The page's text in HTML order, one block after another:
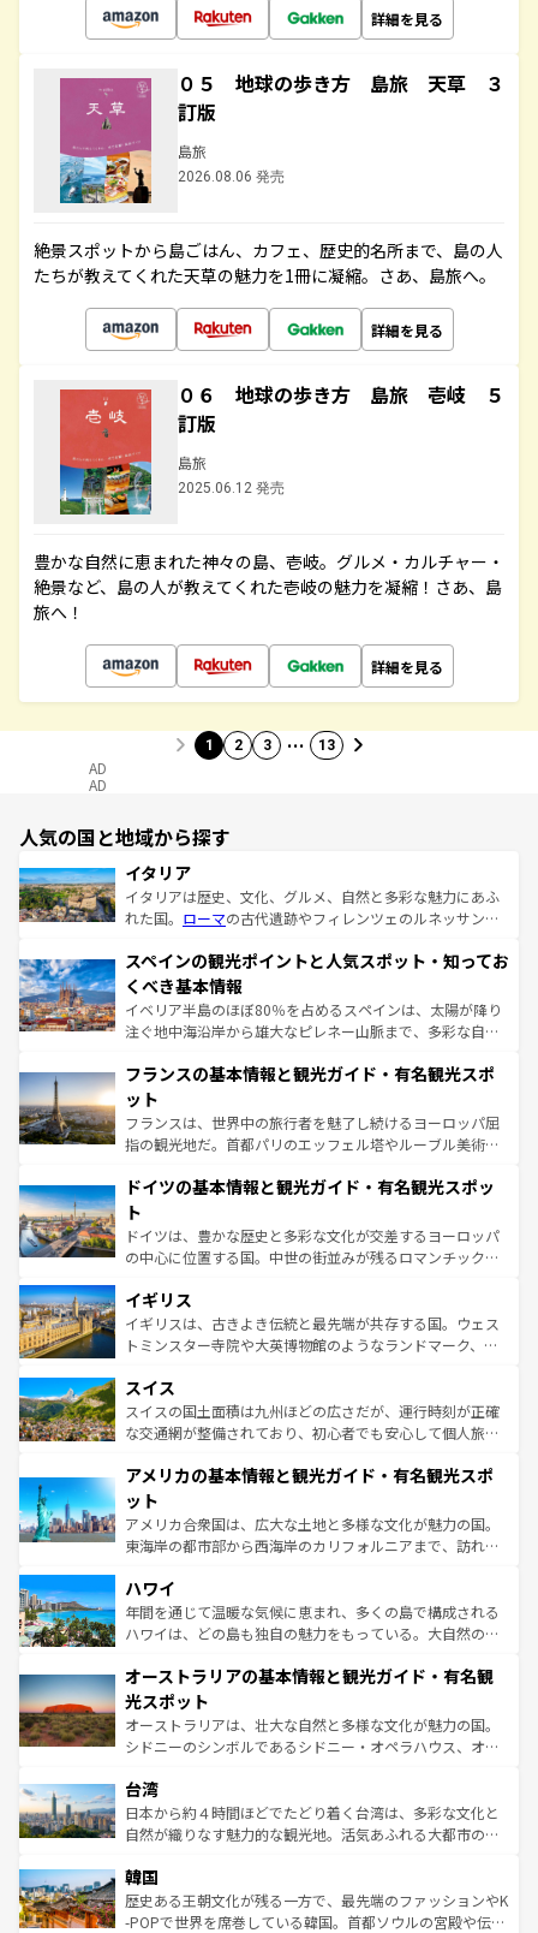
詳細を見る
０５ 地球の歩き方 島旅 天草 ３
訂版
島旅
2026.08.06 発売
絶景スポットから島ごはん、カフェ、歴史的名所まで、島の人
たちが教えてくれた天草の魅力を1冊に凝縮。さあ、島旅へ。
詳細を見る
０６ 地球の歩き方 島旅 壱岐 ５
訂版
島旅
2025.06.12 発売
豊かな自然に恵まれた神々の島、壱岐。グルメ・カルチャー・
絶景など、島の人が教えてくれた壱岐の魅力を凝縮！さあ、島
旅へ！
詳細を見る
1 2 3 … 13
AD
AD
人気の国と地域から探す
イタリア
イタリアは歴史、文化、グルメ、自然と多彩な魅力にあふ
れた国。 ローマの古代遺跡やフィレンツェのルネッサンス
ろん、トスカーナの美しい田園風景やアマルフィ海岸の絶
景など、自然景観も見逃せない。観光の合間には、本場の
ピザやパスタなど、絶品のイタリア料理を堪能することも
できる。朝目覚めてから夜眠るまで、すべての瞬間を楽し
なお、新着のイタリア情報はコンテンツ一覧を参照してほ
しい。
スペインの観光ポイントと人気スポット・知ってお
くべき基本情報
イベリア半島のほぼ80％を占めるスペインは、太陽が降り
注ぐ地中海沿岸から雄大なピレネー山脈まで、多彩な自然
文化が根付くこの国では、情熱的なフラメンコ、熱気あふ
れる闘牛、そして美味しいタパスが生活の一部となってい
る。首都マドリードの洗練された雰囲気や、バルセロナの
アートに溢れた街角から、地方では古代ローマ遺跡や中世
せる。地方によって風土や気候が異なるスペインはその個
ンテンツ一覧 を参照してほしい。
フランスの基本情報と観光ガイド・有名観光スポ
ット
フランスは、世界中の旅行者を魅了し続けるヨーロッパ屈
指の観光地だ。首都パリのエッフェル塔やルーブル美術館
で、幅広い魅力が詰まっている。華麗な宮殿、歴史的な大
聖堂、美しいビーチ、そして豊かな自然が、訪れる者を心
から魅了する。また、フランスは美食の国としても知ら
れ、フランス料理はユネスコ無形文化遺産にも登録されて
香り高いラベンダー畑など、多彩な楽しみ方が可能だ。さ
らに、パリ以外の地域にも魅力が溢れており、どの街角に
も豊かな歴史と文化が息づいている。パリ以外の個性あふ
を参照してほしい。
ドイツの基本情報と観光ガイド・有名観光スポッ
ト
ドイツは、豊かな歴史と多彩な文化が交差するヨーロッパ
の中心に位置する国。中世の街並みが残るロマンチック街
顔を持つこの国は、どこを歩いても飽きることがない。ベ
ルリンの文化的活気、バイエルン州のアルプスの絶景、そ
してライン川沿いのワイン畑といった風景は必見。ビール
は、お酒好きな人にはぜひ体験してほしい。 なお、新着の
ドイツ情報はコンテンツ一覧を参照してほしい。
イギリス
イギリスは、古きよき伝統と最先端が共存する国。ウェス
トミンスター寺院や大英博物館のようなランドマーク、歴
リアごとに異なる魅力がある。また、優雅なアフタヌーン
ティー、ビール好きにはたまらない英国パブ、サッカー観
戦など、本場だからこそできる体験も豊富。イギリスを旅
ンツ一覧を参照してほしい。
スイス
スイスの国土面積は九州ほどの広さだが、運行時刻が正確
な交通網が整備されており、初心者でも安心して個人旅行
の建物がそのまま残る町や、スイスならではのユニークな
博物館もあり、アルプス観光だけでなく町歩きも満喫する
ことができる。国民の所得が高いため物価も高いが、旅行
者向けの交通パス提供のサービスもあり、うまく活用すれ
着のスイス情報は
アメリカの基本情報と観光ガイド・有名観光スポ
ット
アメリカ合衆国は、広大な土地と多様な文化が魅力の国。
東海岸の都市部から西海岸のカリフォルニアまで、訪れる
のような巨大都市は、観光、ショッピング、エンターテイ
ンメントが詰まった刺激的なスポットだ。一方、アメリカ
西部には大自然が広がり、グランドキャニオンやイエロー
部のニューオーリンズでは、音楽と美食が融合した独特の
文化が魅力。旅行者はアメリカの各地域で異なる魅力を楽
しみながら、その多様性と豊かな歴史を感じることができ
るだろう。車でのロードトリップや列車の旅も、アメリカ
情報は
ハワイ
年間を通じて温暖な気候に恵まれ、多くの島で構成される
ハワイは、どの島も独自の魅力をもっている。大自然の神
ワイ島は見逃せない。また、定番の観光地といえばオアフ
島だが、静かな自然を求めるならマウイ島やカウアイ島が
おすすめ。エメラルドグリーンに輝く海をはじめ、豊かな
文化や歴史が息づいている。「アロハスピリット」と呼ば
人々、おいしいローカルフードやハワイアンミュージッ
ク、伝統的なフラダンスなど、すべてがハワイの魅力を彩
っている。訪れるたびに新しい発見と感動が待っているハ
はコンテンツ一覧
オーストラリアの基本情報と観光ガイド・有名観
光スポット
オーストラリアは、壮大な自然と多様な文化が魅力の国。
シドニーのシンボルであるシドニー・オペラハウス、オー
リアリーフや大陸中央部にそびえるウルル（エアーズロッ
ク）、タスマニアの美しい原生林やケアンズの熱帯雨林な
ど、見どころがたくさん。また、カフェやワイン、オージ
いる。アクティビティも充実しており、サーフィンやダイ
ビング、ハイキングなど、アウトドア好きにはたまらな
い。オーストラリアの多彩な魅力を存分に味わいつくそ
台湾
日本から約４時間ほどでたどり着く台湾は、多彩な文化と
自然が織りなす魅力的な観光地。活気あふれる大都市の台
ン）、静ひつな山岳地帯である台湾東部など、都市の喧騒
と山間の静けさが共存しており、訪れる人に新しい発見と
驚きをもたらしてくれる。また、奥深い台湾の食文化も魅
韓国
歴史ある王朝文化が残る一方で、最先端のファッションやK
-POPで世界を席巻している韓国。首都ソウルの宮殿や伝統